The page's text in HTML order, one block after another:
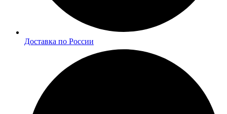
Доставка по России